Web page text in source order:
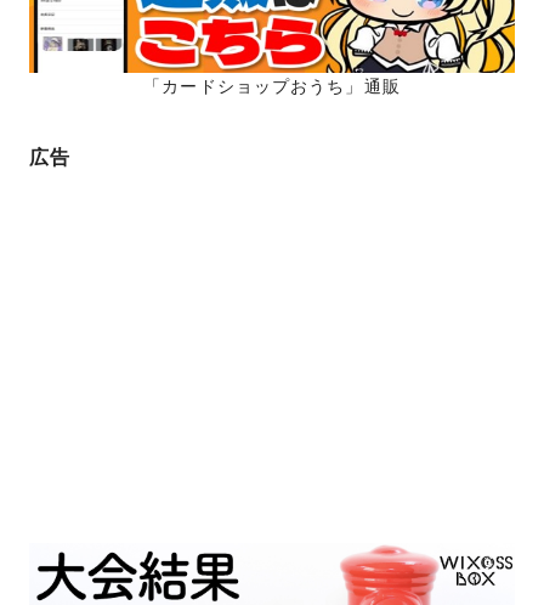
「カードショップおうち」通販
広告